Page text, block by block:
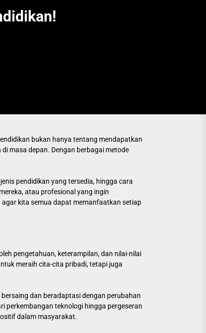
bukan hanya tentang mendapatkan
masa depan. Dengan berbagai metode
pendidikan yang tersedia, hingga cara
atau profesional yang ingin
kita semua dapat memanfaatkan setiap
pengetahuan, keterampilan, dan nilai-nilai
meraih cita-cita pribadi, tetapi juga
dan beradaptasi dengan perubahan
perkembangan teknologi hingga pergeseran
dalam masyarakat.